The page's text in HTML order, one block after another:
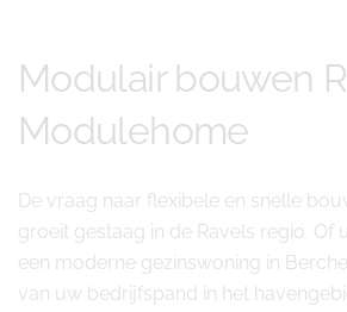
Modulair bouwen
Modulehome
De vraag naar flexibele en snelle
groeit gestaag in de Ravels regio. Of
een moderne gezinswoning in
van uw bedrijfspand in het